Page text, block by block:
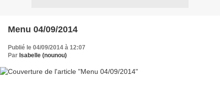
Menu 04/09/2014
Publié le 04/09/2014 à 12:07
Par Isabelle (nounou)